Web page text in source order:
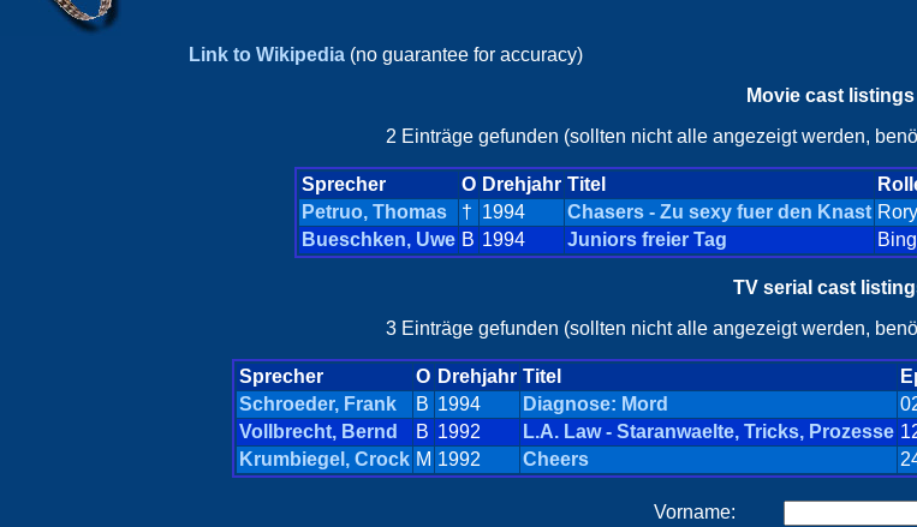
Link to Wikipedia (no guarantee for accuracy)
Movie cast listings
2 Einträge gefunden (sollten nicht alle angezeigt werden,
Sprecher O Drehjahr Titel
Petruo, Thomas
† 1994 Chasers - Zu sexy fuer den Knast
Bueschken, Uwe B 1994 Juniors freier Tag Bing
TV serial cast
3 Einträge gefunden (sollten nicht alle angezeigt werden,
Sprecher O Drehjahr Titel
Schroeder, Frank
B 1994 Diagnose: Mord
Vollbrecht, Bernd
B 1992 L.A. Law - Staranwaelte, Tricks, Prozesse
Krumbiegel, Crock M 1992 Cheers
Vorname: